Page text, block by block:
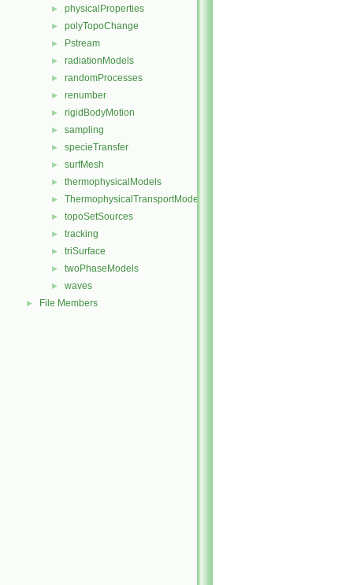
► physicalProperties
► polyTopoChange
► Pstream
► radiationModels
► randomProcesses
► renumber
► rigidBodyMotion
► sampling
► specieTransfer
► surfMesh
► thermophysicalModels
► ThermophysicalTransportModels
► topoSetSources
► tracking
► triSurface
► twoPhaseModels
► waves
► File Members